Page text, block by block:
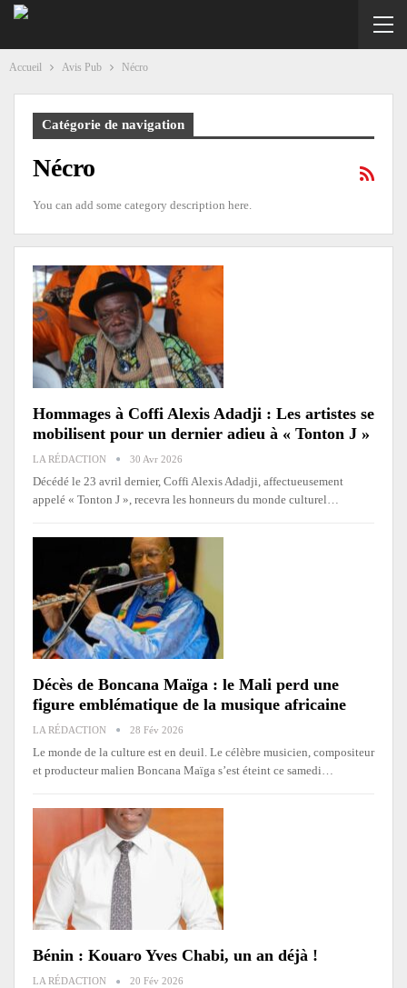
Accueil Avis Pub Nécro
Catégorie de navigation
Nécro
You can add some category description here.
Hommages à Coffi Alexis Adadji : Les artistes se
mobilisent pour un dernier adieu à « Tonton J »
LA RÉDACTION 30 Avr 2026
Décédé le 23 avril dernier, Coffi Alexis Adadji, affectueusement
appelé « Tonton J », recevra les honneurs du monde culturel
Décès de Boncana Maïga : le Mali perd une
figure emblématique de la musique africaine
LA RÉDACTION 28 Fév 2026
Le monde de la culture est en deuil. Le célèbre musicien, compositeur
et producteur malien Boncana Maïga s’est éteint ce samedi
Bénin : Kouaro Yves Chabi, un an déjà !
LA RÉDACTION 20 Fév 2026